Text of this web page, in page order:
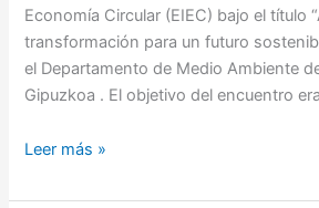
Economía Circular (EIEC) bajo el título
transformación para un futuro
el Departamento de Medio Ambiente
Gipuzkoa . El objetivo del encuentro
Leer más »